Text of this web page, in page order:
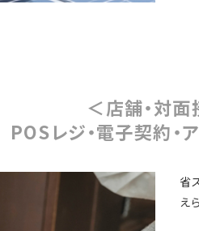
＜店舗・対面
POSレジ・電子契約・
省
え